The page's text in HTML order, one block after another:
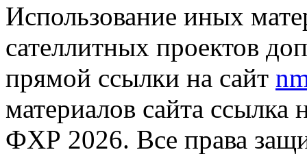
Использование иных
сателлитных проектов
прямой ссылки на сайт
материалов сайта ссылка
ФХР 2026. Все права